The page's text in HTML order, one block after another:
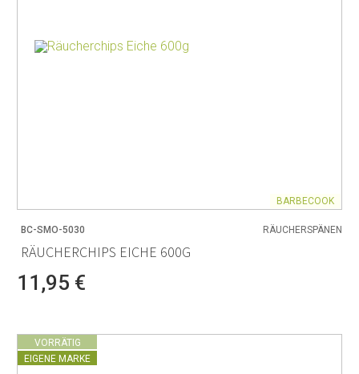
BARBECOOK
BC-SMO-5030 RÄUCHERSPÄNEN
RÄUCHERCHIPS EICHE 600G
11,95 €
VORRÄTIG
EIGENE MARKE